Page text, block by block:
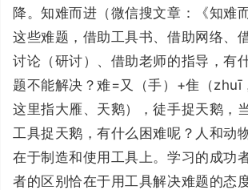
降。知难而进（微信搜文章：《知难
这些难题，借助工具书、借助网络、
讨论（研讨）、借助老师的指导，有
题不能解决？难=又（手）+隹（zhuī
这里指大雁、天鹅），徒手捉天鹅，
工具捉天鹅，有什么困难呢？人和动
在于制造和使用工具上。学习的成功
者的区别恰在于用工具解决难题的态